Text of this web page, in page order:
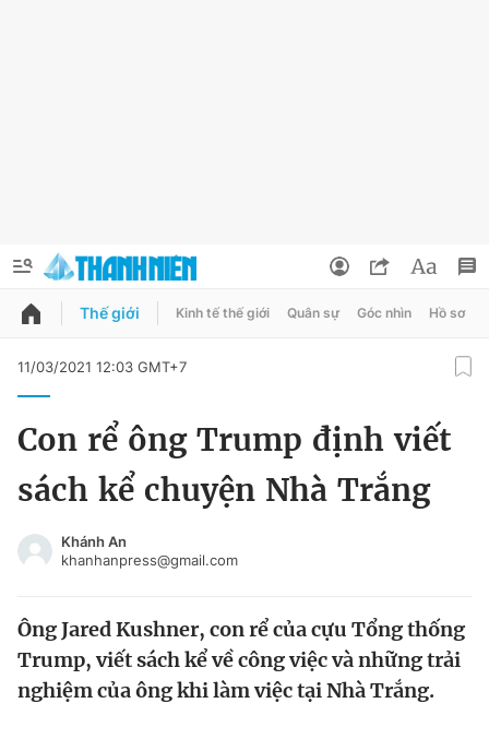
QUẢNG CÁO
Chào ngày mới
Tin thị trường Tin 360
Video Magazine
Đổi mật khẩu
Tin đã lưu
Tin đã xem
Thế giới Kinh tế thế giới Quân sự Góc nhìn Hồ sơ
11/03/2021 12:03 GMT+7
Con rể ông Trump định viết
sách kể chuyện Nhà Trắng
Khánh An
khanhanpress@gmail.com
Ông Jared Kushner, con rể của cựu Tổng thống
Trump, viết sách kể về công việc và những trải
nghiệm của ông khi làm việc tại Nhà Trắng.